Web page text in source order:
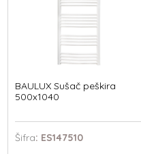
BAULUX Sušač peškira
500x1040
Šifra: ES147510